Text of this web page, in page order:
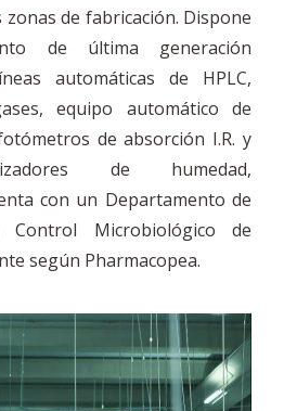
de fabricación. Dispone
de última generación
automáticas de HPLC,
equipo automático de
de absorción I.R. y
de humedad,
con un Departamento de
Control Microbiológico de
según Pharmacopea.